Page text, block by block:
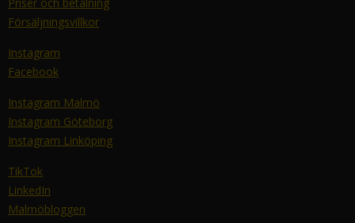
Försäljningsvillkor
Instagram
Facebook
Instagram Malmö
Instagram Göteborg
Instagram Linköping
TikTok
LinkedIn
Malmöbloggen